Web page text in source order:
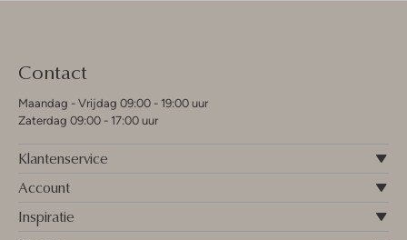
Contact
Maandag - Vrijdag 09:00 - 19:00 uur
Zaterdag 09:00 - 17:00 uur
Klantenservice
Account
Inspiratie